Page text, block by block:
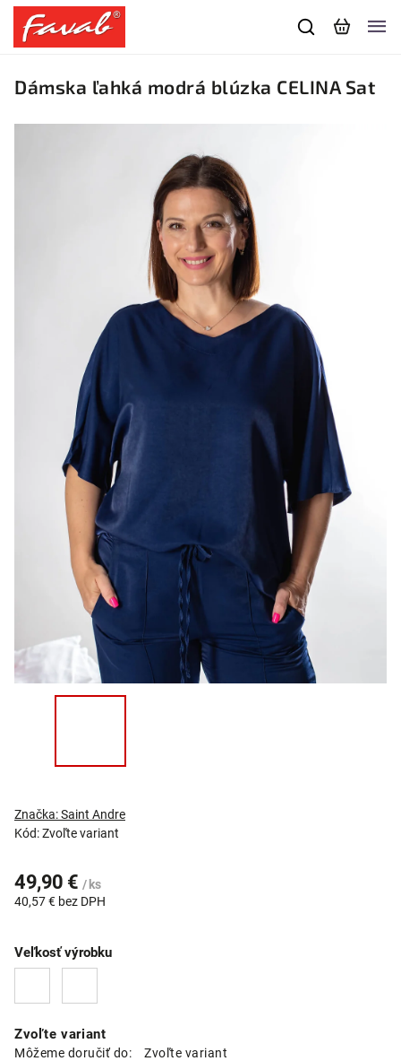
Dámska ľahká modrá blúzka CELINA Sat
Kód:Zvoľte variant
Značka:Saint Andre
49,90 € / ks
40,57 € bez DPH
Zvoľte variant
Môžeme doručiť do: Zvoľte variant
Veľkosť výrobku